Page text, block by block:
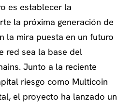
es establecer la
la próxima generación de
la mira puesta en un futuro
red sea la base del
Junto a la reciente
riesgo como Multicoin
el proyecto ha lanzado un